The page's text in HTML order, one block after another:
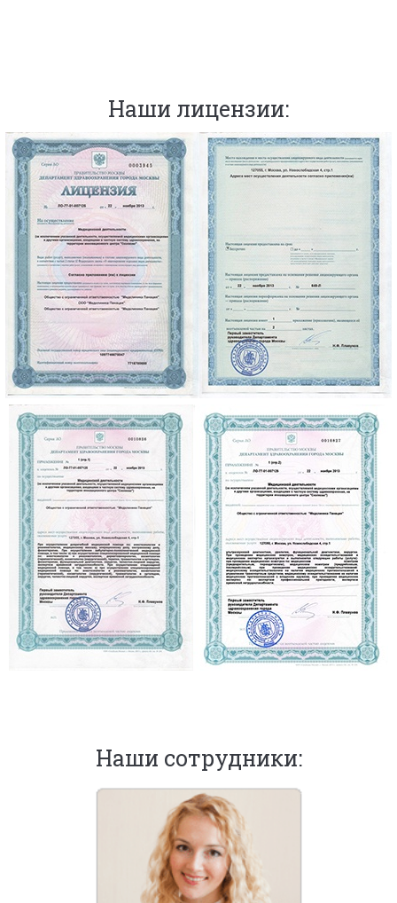
Наши лицензии:
Наши сотрудники: